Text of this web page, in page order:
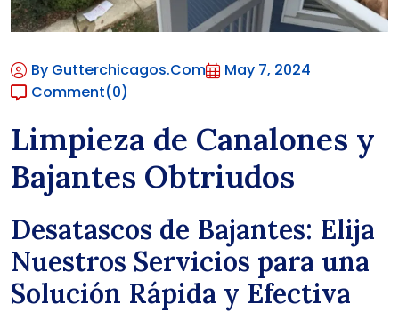
By Gutterchicagos.com
May 7, 2024
Comment(0)
Limpieza de Canalones y
Bajantes Obtriudos
Desatascos de Bajantes: Elija
Nuestros Servicios para una
Solución Rápida y Efectiva